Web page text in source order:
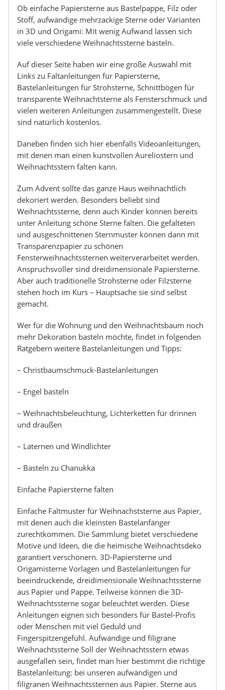
Ob einfache Papiersterne aus Bastelpappe, Filz oder
Stoff, aufwändige mehrzackige Sterne oder Varianten
in 3D und Origami: Mit wenig Aufwand lassen sich
viele verschiedene Weihnachtssterne basteln.
Auf dieser Seite haben wir eine große Auswahl mit
Links zu Faltanleitungen für Papiersterne,
Bastelanleitungen für Strohsterne, Schnittbögen für
transparente Weihnachtsterne als Fensterschmuck und
vielen weiteren Anleitungen zusammengestellt. Diese
sind natürlich kostenlos.
Daneben finden sich hier ebenfalls Videoanleitungen,
mit denen man einen kunstvollen Aureliostern und
Weihnachtsstern falten kann.
Zum Advent sollte das ganze Haus weihnachtlich
dekoriert werden. Besonders beliebt sind
Weihnachtssterne, denn auch Kinder können bereits
unter Anleitung schöne Sterne falten. Die gefalteten
und ausgeschnittenen Sternmuster können dann mit
Transparenzpapier zu schönen
Fensterweihnachtssternen weiterverarbeitet werden.
Anspruchsvoller sind dreidimensionale Papiersterne.
Aber auch traditionelle Strohsterne oder Filzsterne
stehen hoch im Kurs – Hauptsache sie sind selbst
gemacht.
Wer für die Wohnung und den Weihnachtsbaum noch
mehr Dekoration basteln möchte, findet in folgenden
Ratgebern weitere Bastelanleitungen und Tipps:
– Christbaumschmuck-Bastelanleitungen
– Engel basteln
– Weihnachtsbeleuchtung, Lichterketten für drinnen
und draußen
– Laternen und Windlichter
– Basteln zu Chanukka
Einfache Papiersterne falten
Einfache Faltmuster für Weihnachststerne aus Papier,
mit denen auch die kleinsten Bastelanfänger
zurechtkommen. Die Sammlung bietet verschiedene
Motive und Ideen, die die heimische Weihnachtsdeko
garantiert verschönern. 3D-Papiersterne und
Origamisterne Vorlagen und Bastelanleitungen für
beeindruckende, dreidimensionale Weihnachtssterne
aus Papier und Pappe. Teilweise können die 3D-
Weihnachtssterne sogar beleuchtet werden. Diese
Anleitungen eignen sich besonders für Bastel-Profis
oder Menschen mit viel Geduld und
Fingerspitzengefühl. Aufwändige und filigrane
Weihnachtssterne Soll der Weihnachtsstern etwas
ausgefallen sein, findet man hier bestimmt die richtige
Bastelanleitung: bei unseren aufwändigen und
filigranen Weihnachtssternen aus Papier. Sterne aus